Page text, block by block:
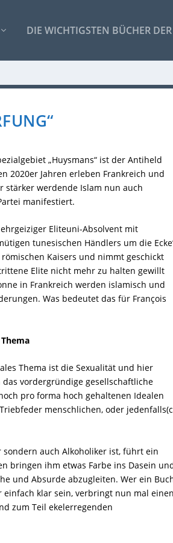
DIE WICHTIGSTEN BÜCHER
„Huysmans“ ist der Antiheld
2020er Jahren erleben Frankreich und
stärker werdende Islam nun auch
manifestiert.
Eliteuni-Absolvent mit
tunesischen Händlers um die
Kaisers und nimmt geschickt
Elite nicht mehr zu halten gewillt
in Frankreich werden islamisch und
Was bedeutet das für François
Thema ist die Sexualität und hier
vordergründige gesellschaftliche
pro forma hoch gehaltenen Idealen
menschlichen, oder jedenfalls
auch Alkoholiker ist, führt ein
bringen ihm etwas Farbe ins Dasein
und Absurde abzugleiten. Wer ein
einfach klar sein, verbringt nun mal einen
zum Teil ekelerregenden